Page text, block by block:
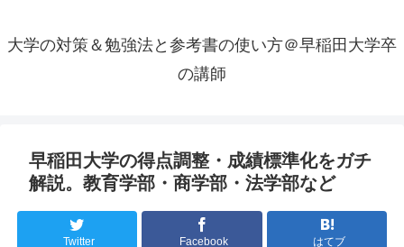
大学の対策＆勉強法と参考書の使い方＠早稲田大学卒
の講師
早稲田大学の得点調整・成績標準化をガチ
解説。教育学部・商学部・法学部など
Twitter Facebook はてブ